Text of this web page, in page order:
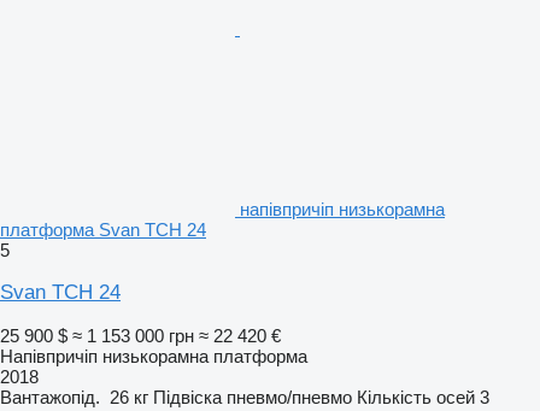
напівпричіп низькорамна
платформа Svan TCH 24
5
Svan TCH 24
25 900 $ ≈ 1 153 000 грн ≈ 22 420 €
Напівпричіп низькорамна платформа
2018
Вантажопід. 26 кг Підвіска пневмо/пневмо Кількість осей 3